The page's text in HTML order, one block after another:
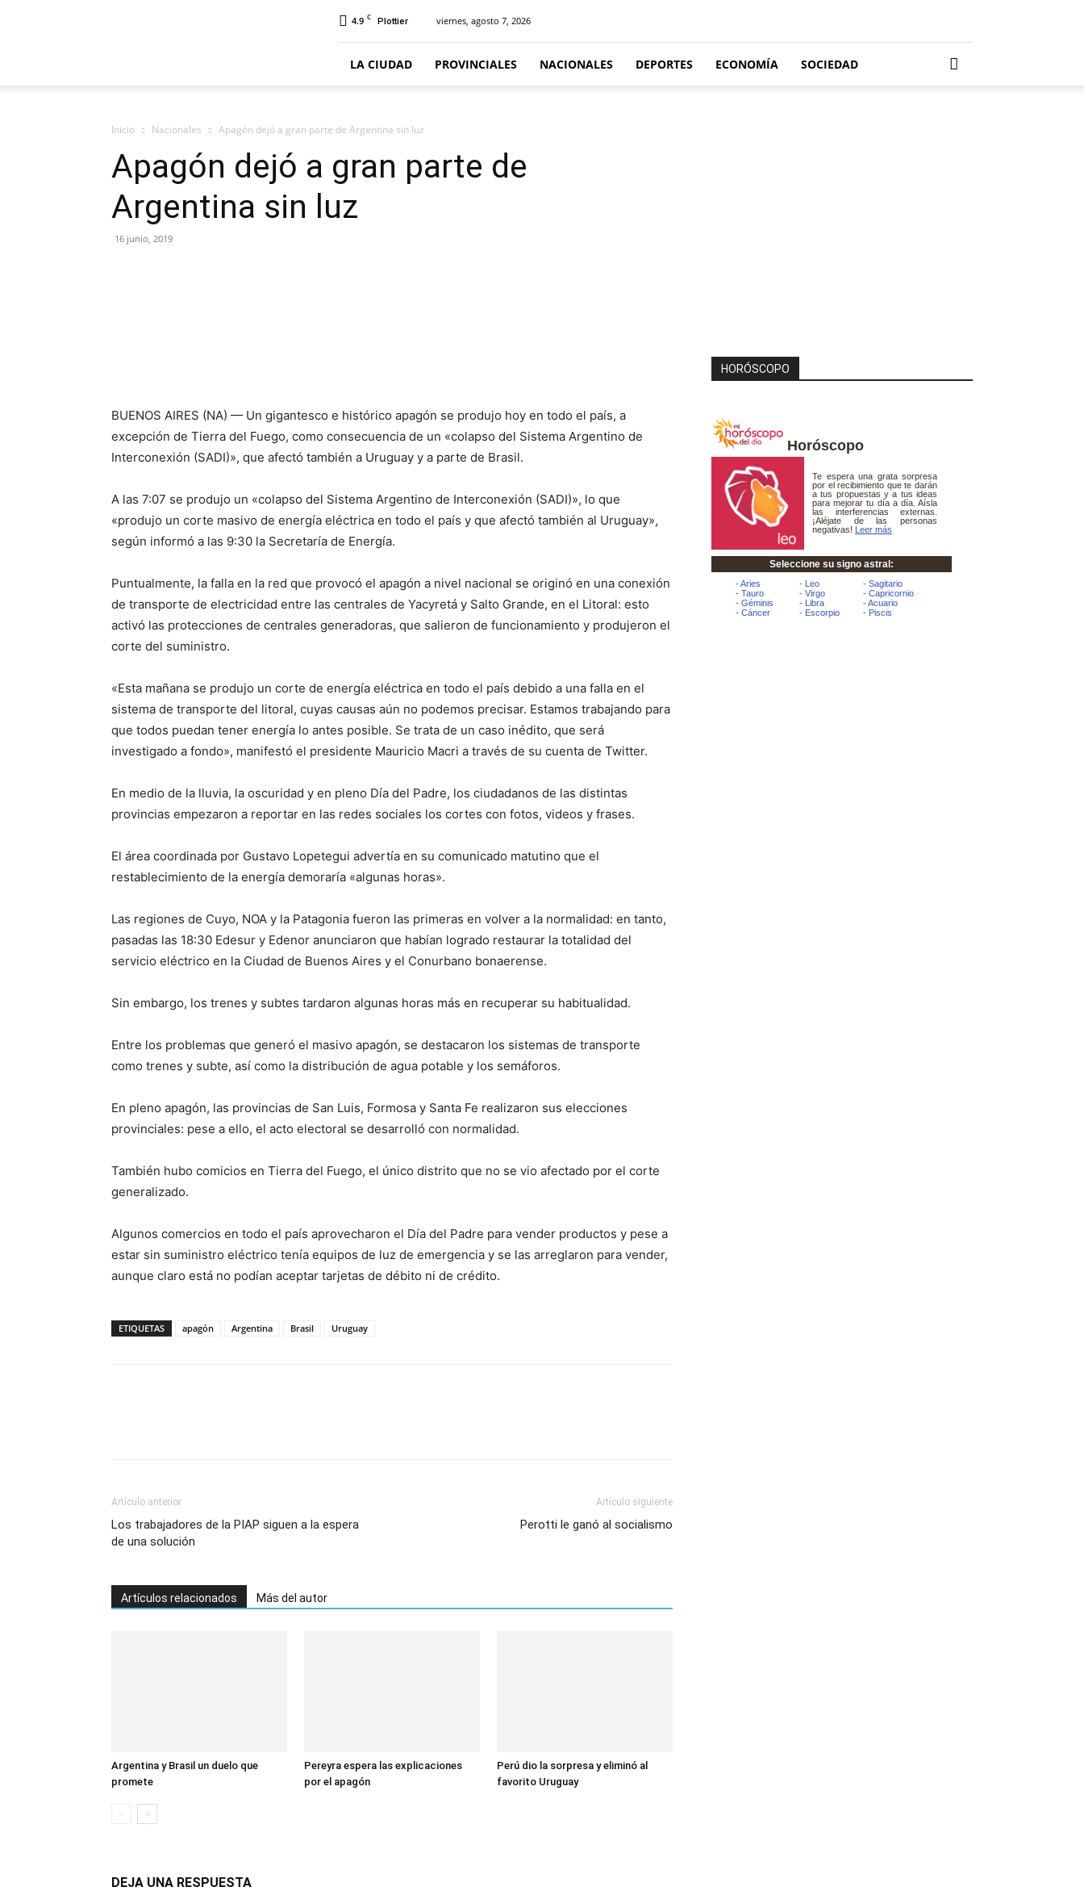
4.9 C Plottier viernes, agosto 7, 2026
LA CIUDAD PROVINCIALES NACIONALES DEPORTES ECONOMÍA SOCIEDAD
Inicio Nacionales Apagón dejó a gran parte de Argentina sin luz
Apagón dejó a gran parte de
Argentina sin luz
16 junio, 2019
BUENOS AIRES (NA) — Un gigantesco e histórico apagón se produjo hoy en todo el país, a
excepción de Tierra del Fuego, como consecuencia de un «colapso del Sistema Argentino de
Interconexión (SADI)», que afectó también a Uruguay y a parte de Brasil.
A las 7:07 se produjo un «colapso del Sistema Argentino de Interconexión (SADI)», lo que
«produjo un corte masivo de energía eléctrica en todo el país y que afectó también al Uruguay»,
según informó a las 9:30 la Secretaría de Energía.
Puntualmente, la falla en la red que provocó el apagón a nivel nacional se originó en una conexión
de transporte de electricidad entre las centrales de Yacyretá y Salto Grande, en el Litoral: esto
activó las protecciones de centrales generadoras, que salieron de funcionamiento y produjeron el
corte del suministro.
«Esta mañana se produjo un corte de energía eléctrica en todo el país debido a una falla en el
sistema de transporte del litoral, cuyas causas aún no podemos precisar. Estamos trabajando para
que todos puedan tener energía lo antes posible. Se trata de un caso inédito, que será
investigado a fondo», manifestó el presidente Mauricio Macri a través de su cuenta de Twitter.
En medio de la lluvia, la oscuridad y en pleno Día del Padre, los ciudadanos de las distintas
provincias empezaron a reportar en las redes sociales los cortes con fotos, videos y frases.
El área coordinada por Gustavo Lopetegui advertía en su comunicado matutino que el
restablecimiento de la energía demoraría «algunas horas».
Las regiones de Cuyo, NOA y la Patagonia fueron las primeras en volver a la normalidad: en tanto,
pasadas las 18:30 Edesur y Edenor anunciaron que habían logrado restaurar la totalidad del
servicio eléctrico en la Ciudad de Buenos Aires y el Conurbano bonaerense.
Sin embargo, los trenes y subtes tardaron algunas horas más en recuperar su habitualidad.
Entre los problemas que generó el masivo apagón, se destacaron los sistemas de transporte
como trenes y subte, así como la distribución de agua potable y los semáforos.
En pleno apagón, las provincias de San Luis, Formosa y Santa Fe realizaron sus elecciones
provinciales: pese a ello, el acto electoral se desarrolló con normalidad.
También hubo comicios en Tierra del Fuego, el único distrito que no se vio afectado por el corte
generalizado.
Algunos comercios en todo el país aprovecharon el Día del Padre para vender productos y pese a
estar sin suministro eléctrico tenía equipos de luz de emergencia y se las arreglaron para vender,
aunque claro está no podían aceptar tarjetas de débito ni de crédito.
ETIQUETAS apagón Argentina Brasil Uruguay
Artículo anterior
Los trabajadores de la PIAP siguen a la espera
de una solución
Artículo siguiente
Perotti le ganó al socialismo
Artículos relacionados Más del autor
Argentina y Brasil un duelo que
promete
Pereyra espera las explicaciones
por el apagón
Perú dio la sorpresa y eliminó al
favorito Uruguay
DEJA UNA RESPUESTA
HORÓSCOPO
Horóscopo